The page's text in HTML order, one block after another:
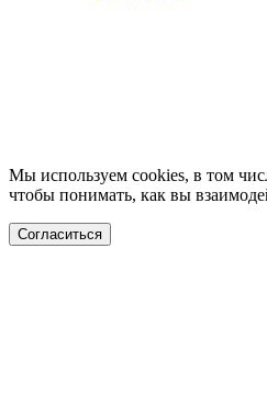
Мы используем cookies, в том
чтобы понимать, как вы
Согласиться